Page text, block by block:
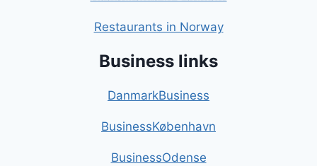
Restaurants in Norway
Business links
DanmarkBusiness
BusinessKøbenhavn
BusinessOdense